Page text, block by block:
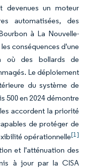
devenues un moteur
automatisées, des
à La Nouvelle-
conséquences d'une
où des bollards de
Le déploiement
du système de
500 en 2024 démontre
accordent la priorité
de protéger de
opérationnelle[1]
et l'atténuation des
à jour par la CISA